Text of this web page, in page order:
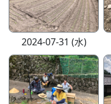
2024-07-31 (水)